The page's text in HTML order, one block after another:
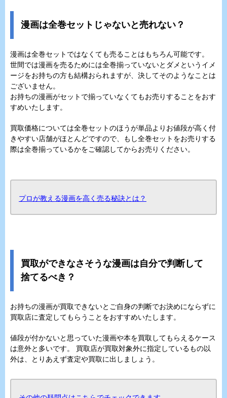
漫画は全巻セットじゃないと売れない？
漫画は全巻セットではなくても売ることはもちろん可能です。
世間では漫画を売るためには全巻揃っていないとダメというイメ
ージをお持ちの方も結構おられますが、決してそのようなことは
ございません。
お持ちの漫画がセットで揃っていなくてもお売りすることをおす
すめいたします。
買取価格については全巻セットのほうが単品よりお値段が高く付
きやすい店舗がほとんどですので、もし全巻セットをお売りする
際は全巻揃っているかをご確認してからお売りください。
プロが教える漫画を高く売る秘訣とは？
買取ができなさそうな漫画は自分で判断して
捨てるべき？
お持ちの漫画が買取できないとご自身の判断でお決めにならずに
買取店に査定してもらうことをおすすめいたします。
値段が付かないと思っていた漫画や本を買取してもらえるケース
は意外と多いです。 買取店が買取対象外に指定しているもの以
外は、とりあえず査定や買取に出しましょう。